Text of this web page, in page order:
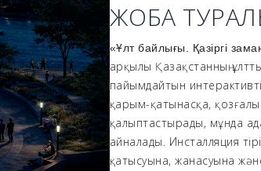
ЖОБА
«Ұлт байлығы. Қазіргі
арқылы Қазақстанның
пайымдайтын
қарым-қатынасқа,
қалыптастырады, мұнда
айналады. Инсталляция
қатысуына, жанасуына